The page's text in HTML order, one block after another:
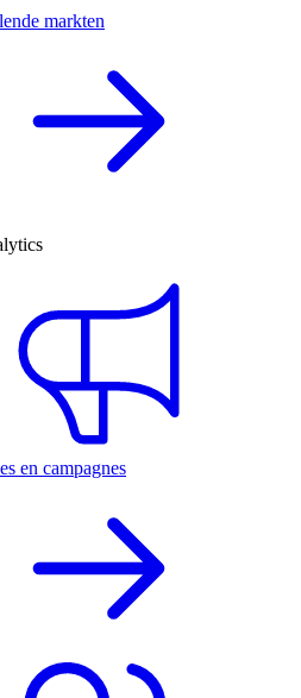
markten
en campagnes